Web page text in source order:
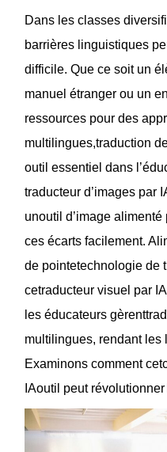
Dans les classes
barrières linguistiques
difficile. Que ce soit un
manuel étranger ou un
ressources pour des
multilingues,traduction
outil essentiel dans
traducteur d’images par
unoutil d’image alimenté
ces écarts facilement.
de pointetechnologie de
cetraducteur visuel par IA
les éducateurs gèrent
multilingues, rendant les
Examinons comment cet
IAoutil peut révolutionner